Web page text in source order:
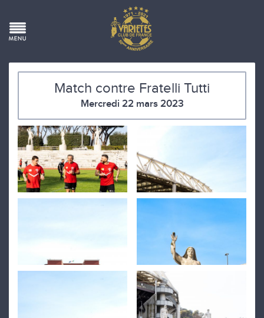
Match contre Fratelli Tutti
Mercredi 22 mars 2023